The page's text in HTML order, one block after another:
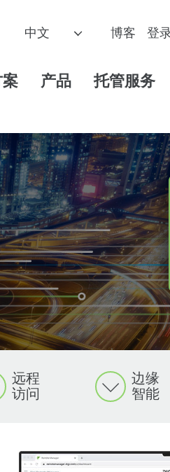
博客 登
产品 托管服务
远程
访问
边缘
智能
即可实现安全的远